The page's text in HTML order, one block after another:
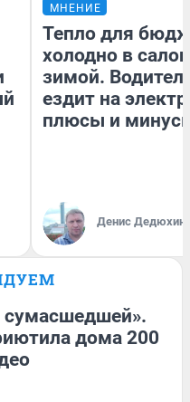
МНЕНИЕ
Тепло для
холодно в
зимой.
ездит на
плюсы и
Денис Дедюхин
сумасшедшей».
дома 200